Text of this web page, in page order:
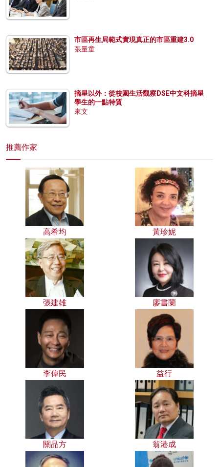
市區再生局範式實現真正的市區重建3.0
張量童
摘星以外：從校園生活觀察DSE中文科摘星
學生的一點特質
來文
推薦作家
高希均 黃珍妮
張建雄 廖書蘭
李偉民 益行
關品方 翁港成